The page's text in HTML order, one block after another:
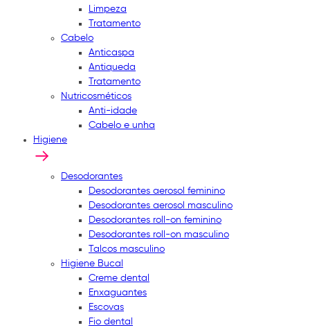
Limpeza
Tratamento
Cabelo
Anticaspa
Antiqueda
Tratamento
Nutricosméticos
Anti-idade
Cabelo e unha
Higiene
Desodorantes
Desodorantes aerosol feminino
Desodorantes aerosol masculino
Desodorantes roll-on feminino
Desodorantes roll-on masculino
Talcos masculino
Higiene Bucal
Creme dental
Enxaguantes
Escovas
Fio dental